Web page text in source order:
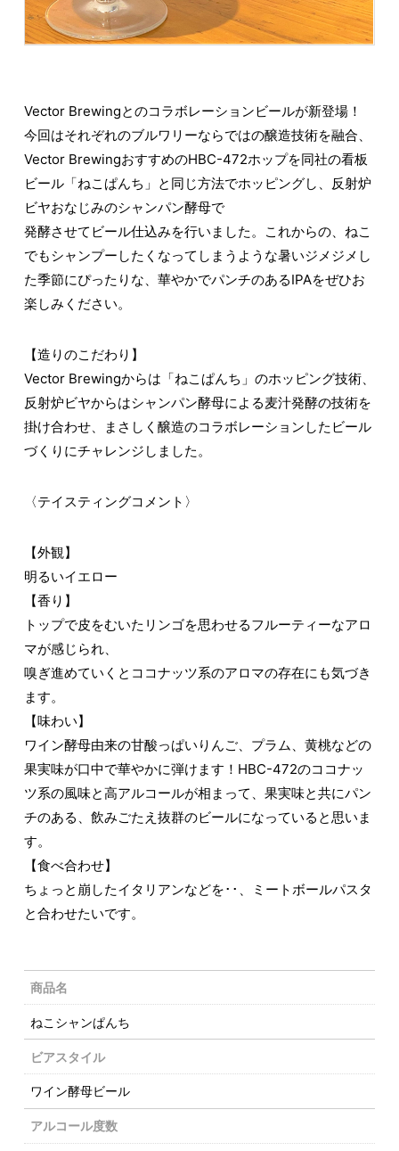
Vector Brewingとのコラボレーションビールが新登場！
今回はそれぞれのブルワリーならではの醸造技術を融合、
Vector BrewingおすすめのHBC-472ホップを同社の看板
ビール「ねこぱんち」と同じ方法でホッピングし、反射炉
ビヤおなじみのシャンパン酵母で
発酵させてビール仕込みを行いました。これからの、ねこ
でもシャンプーしたくなってしまうような暑いジメジメし
た季節にぴったりな、華やかでパンチのあるIPAをぜひお
楽しみください。
【造りのこだわり】
Vector Brewingからは「ねこぱんち」のホッピング技術、
反射炉ビヤからはシャンパン酵母による麦汁発酵の技術を
掛け合わせ、まさしく醸造のコラボレーションしたビール
づくりにチャレンジしました。
〈テイスティングコメント〉
【外観】
明るいイエロー
【香り】
トップで皮をむいたリンゴを思わせるフルーティーなアロ
マが感じられ、
嗅ぎ進めていくとココナッツ系のアロマの存在にも気づき
ます。
【味わい】
ワイン酵母由来の甘酸っぱいりんご、プラム、黄桃などの
果実味が口中で華やかに弾けます！HBC-472のココナッ
ツ系の風味と高アルコールが相まって、果実味と共にパン
チのある、飲みごたえ抜群のビールになっていると思いま
す。
【食べ合わせ】
ちょっと崩したイタリアンなどを･･、ミートボールパスタ
と合わせたいです。
商品名
ねこシャンぱんち
ビアスタイル
ワイン酵母ビール
アルコール度数